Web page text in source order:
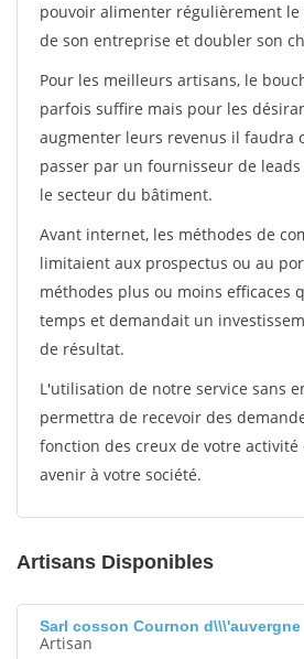
pouvoir alimenter régulièrement
de son entreprise et doubler son
Pour les meilleurs artisans, le
parfois suffire mais pour les
augmenter leurs revenus il faudra
passer par un fournisseur de
le secteur du bâtiment.
Avant internet, les méthodes de
limitaient aux prospectus ou au
méthodes plus ou moins efficaces
temps et demandait un
de résultat.
L'utilisation de notre service sans
permettra de recevoir des
fonction des creux de votre
avenir à votre société.
Artisans Disponibles
Sarl cosson Cournon d\\\'auvergne
Artisan